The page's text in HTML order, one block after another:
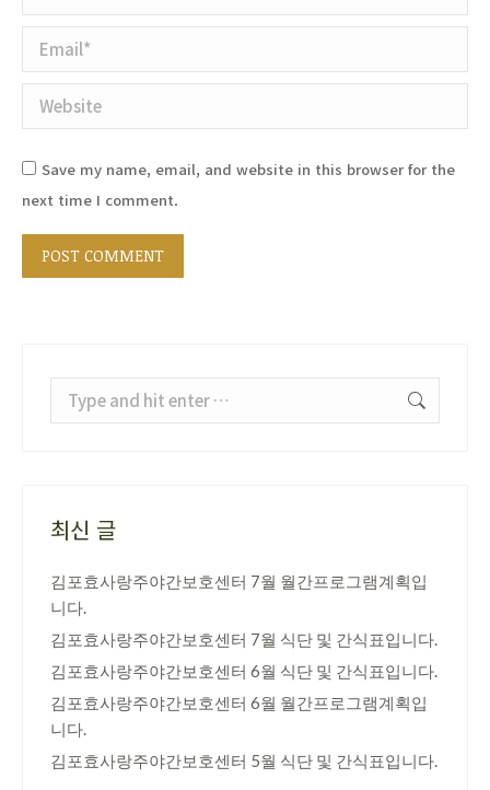
Email *
Website
Save my name, email, and website in this browser for the
next time I comment.
POST COMMENT
Search:
최신 글
김포효사랑주야간보호센터 7월 월간프로그램계획입
니다.
김포효사랑주야간보호센터 7월 식단 및 간식표입니다.
김포효사랑주야간보호센터 6월 식단 및 간식표입니다.
김포효사랑주야간보호센터 6월 월간프로그램계획입
니다.
김포효사랑주야간보호센터 5월 식단 및 간식표입니다.